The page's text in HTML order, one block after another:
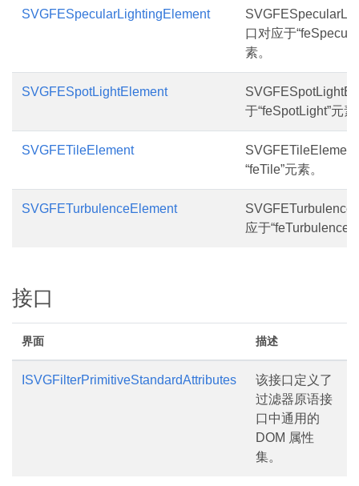
SVGFESpecularLightingElement
口对应于
素。
SVGFESpotLightElement
于“feSpotLight”元
SVGFETileElement
“feTile”元素。
SVGFETurbulenceElement
应于“feTurbulence”
接口
界面 描述
ISVGFilterPrimitiveStandardAttributes
该接口定义了
过滤器原语接
口中通用的
DOM 属性
集。